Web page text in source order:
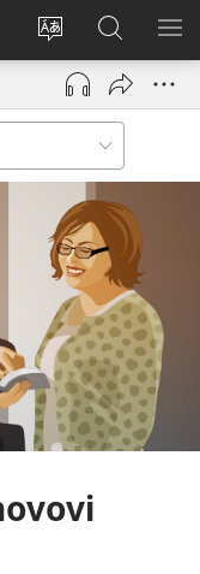
Změnit
jazyk
stránek
Přihlásit
se
(otevřeno
okno)
Hledat
na
JW.ORG